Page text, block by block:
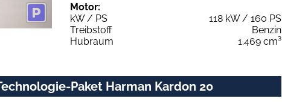
Motor:
kW / PS
118 kW / 160 PS
Treibstoff
Benzin
Hubraum
1.469 cm³
Paket Harman Kardon 20